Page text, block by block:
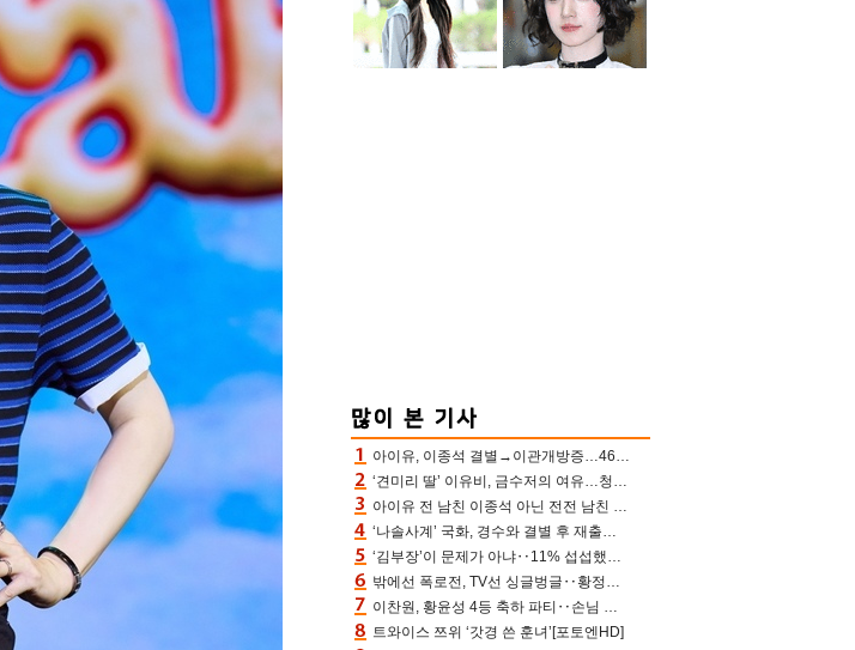
아이유, 이종석 결별→이관개방증…46장 꽉 채운 유애나 ♥ “열심히 사는 중”
‘견미리 딸’ 이유비, 금수저의 여유…청순 미모에 반전 슬림 라인
아이유 전 남친 이종석 아닌 전전 남친 장기하 소환 ‘별일 없이 산다’ 선곡…46장에 꾹 눌러 담은 근황
‘나솔사계’ 국화, 경수와 결별 후 재출연…첫인상 3표 몰표
‘김부장’이 문제가 아냐‥11% 섭섭했던 ‘재벌X형사2’ 돈·빽 총동원해 컴백 [TV보고서]
밖에선 폭로전, TV선 싱글벙글‥황정민 ‘틈만 나면’ 출연, 피로감은 시청자 몫
이찬원, 황윤성 4등 축하 파티‥손님 모으려 블랙핑크 지수와 친한 척(편스토랑)[어제TV]
트와이스 쯔위 ‘갓경 쓴 훈녀’[포토엔HD]